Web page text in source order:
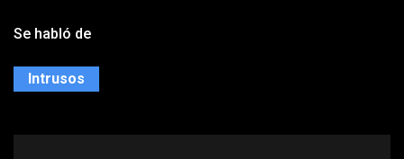
Se habló de
Intrusos